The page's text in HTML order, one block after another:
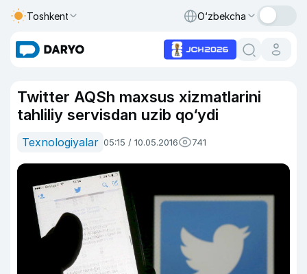
Toshkent O‘zbekcha
Twitter AQSh maxsus xizmatlarini
tahliliy servisdan uzib qo‘ydi
Texnologiyalar 05:15 / 10.05.2016 741